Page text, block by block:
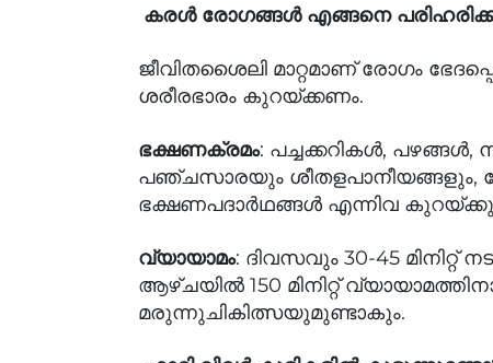
കരൾ രോഗങ്ങൾ എങ്ങനെ
ജീവിതശൈലി മാറ്റമാണ് രോഗം
ശരീരഭാരം കുറയ്ക്കണം.
ഭക്ഷണക്രമം: പച്ചക്കറികൾ,
പഞ്ചസാരയും ശീതളപാനീയങ്ങളും,
ഭക്ഷണപദാർഥങ്ങൾ എന്നിവ
വ്യായാമം: ദിവസവും 30-45
ആഴ്ചയിൽ 150 മിനിറ്റ്
മരുന്നുചികിത്സയുമുണ്ടാകും.